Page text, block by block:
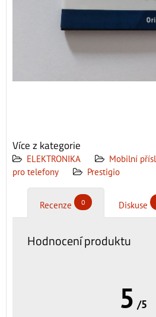
Více z kategorie
ELEKTRONIKA Mobilní
pro telefony
Prestigio
Recenze 0 Diskuse
Hodnocení produktu
5 /5